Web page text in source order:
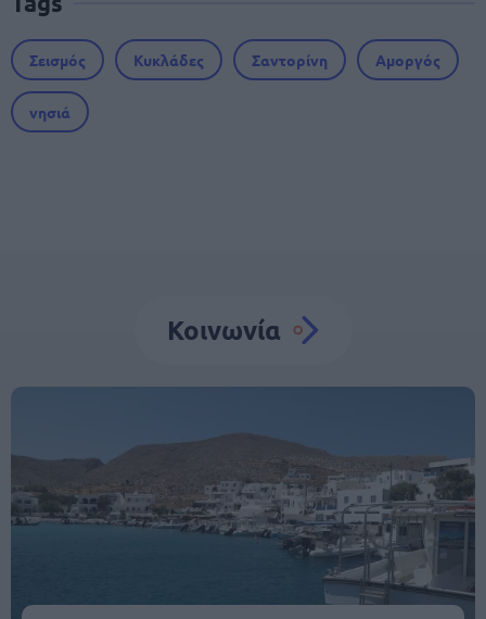
Σεισμός Κυκλάδες Σαντορίνη Αμοργός
νησιά
Κοινωνία